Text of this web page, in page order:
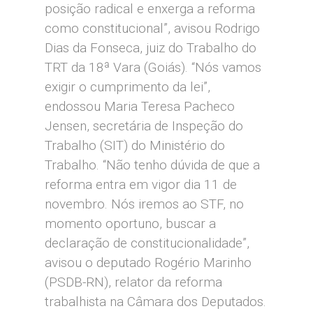
posição radical e enxerga a reforma
como constitucional”, avisou Rodrigo
Dias da Fonseca, juiz do Trabalho do
TRT da 18ª Vara (Goiás). “Nós vamos
exigir o cumprimento da lei”,
endossou Maria Teresa Pacheco
Jensen, secretária de Inspeção do
Trabalho (SIT) do Ministério do
Trabalho. “Não tenho dúvida de que a
reforma entra em vigor dia 11 de
novembro. Nós iremos ao STF, no
momento oportuno, buscar a
declaração de constitucionalidade”,
avisou o deputado Rogério Marinho
(PSDB-RN), relator da reforma
trabalhista na Câmara dos Deputados.